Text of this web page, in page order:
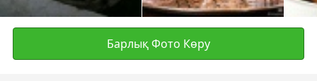
Барлық Фото Көру